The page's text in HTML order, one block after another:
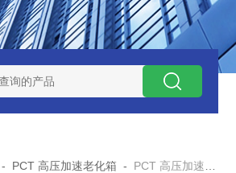
盐雾试验箱保养维修 SMD-210PF-
- PCT 高压加速老化箱 - PCT 高压加速老化箱